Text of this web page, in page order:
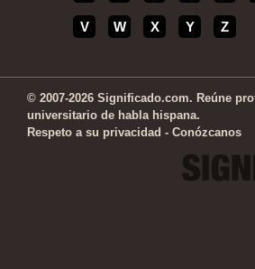
V W X Y Z
© 2007-2026 Significado.com. Reúne
universitario de habla hispana.
Respeto a su privacidad - Conózcanos